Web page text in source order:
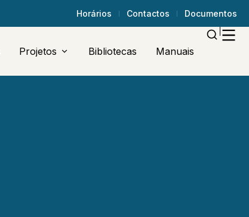
Horários Contactos Documentos
Projetos Bibliotecas Manuais